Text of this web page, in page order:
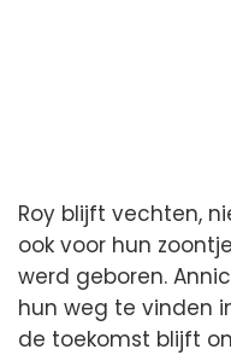
Roy blijft vechten,
ook voor hun
werd geboren.
hun weg te vinden
de toekomst blijft